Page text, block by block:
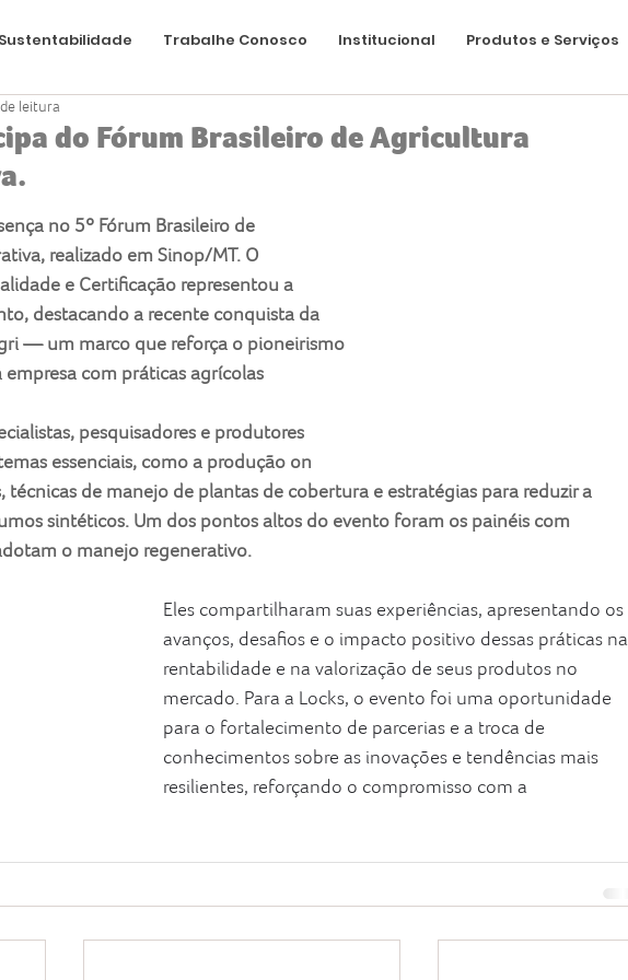
Sustentabilidade Trabalhe Conosco Institucional Produtos e Serviços
do Fórum Brasileiro de Agricultura
leitura
no 5º Fórum Brasileiro de
realizado em Sinop/MT. O
e Certificação representou a
destacando a recente conquista da
— um marco que reforça o pioneirismo
com práticas agrícolas
pesquisadores e produtores
essenciais, como a produção on
técnicas de manejo de plantas de cobertura e estratégias para reduzir a
sintéticos. Um dos pontos altos do evento foram os painéis com
o manejo regenerativo.
Eles compartilharam suas experiências, apresentando os
avanços, desafios e o impacto positivo dessas práticas na
rentabilidade e na valorização de seus produtos no
mercado. Para a Locks, o evento foi uma oportunidade
para o fortalecimento de parcerias e a troca de
conhecimentos sobre as inovações e tendências mais
resilientes, reforçando o compromisso com a